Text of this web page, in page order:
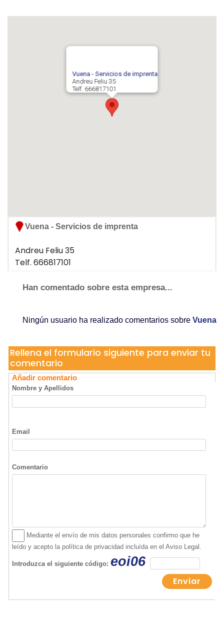
Vuena - Servicios de imprenta
Andreu Feliu 35
Telf. 666817101
Vuena - Servicios de imprenta
Andreu Feliu 35
Telf. 666817101
Han comentado sobre esta empresa...
Ningún usuario ha realizado comentarios sobre Vuena